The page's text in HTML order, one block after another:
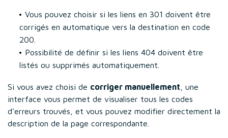
Vous pouvez choisir si les liens en 301 doivent être
corrigés en automatique vers la destination en code
200.
Possibilité de définir si les liens 404 doivent être
listés ou supprimés automatiquement.
Si vous avez choisi de corriger manuellement , une
interface vous permet de visualiser tous les codes
d’erreurs trouvés, et vous pouvez modifier directement la
description de la page correspondante.